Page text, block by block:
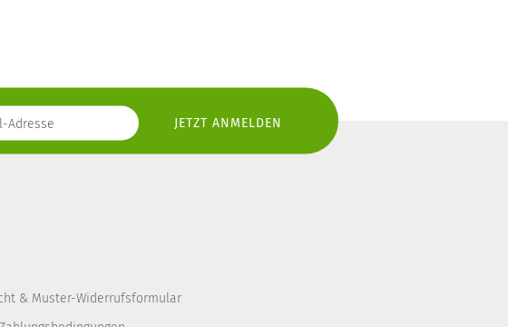
& Muster-Widerrufsformular